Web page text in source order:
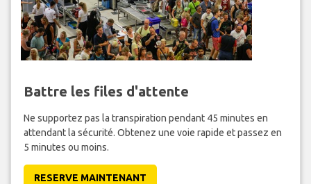
Battre les files d'attente
Ne supportez pas la transpiration pendant 45 minutes en
attendant la sécurité. Obtenez une voie rapide et passez en
5 minutes ou moins.
RESERVE MAINTENANT